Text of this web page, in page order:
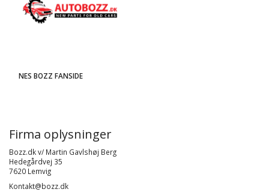
NES BOZZ FANSIDE
Firma oplysninger
Bozz.dk v/ Martin Gavlshøj Berg
Hedegårdvej 35
7620 Lemvig
Kontakt@bozz.dk